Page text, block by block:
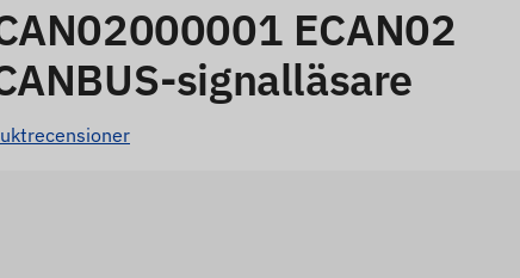
ECAN02
signalläsare